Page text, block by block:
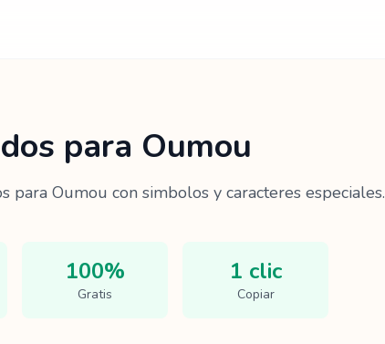
para Oumou
para Oumou con simbolos y caracteres especiales.
100%
Gratis
1 clic
Copiar